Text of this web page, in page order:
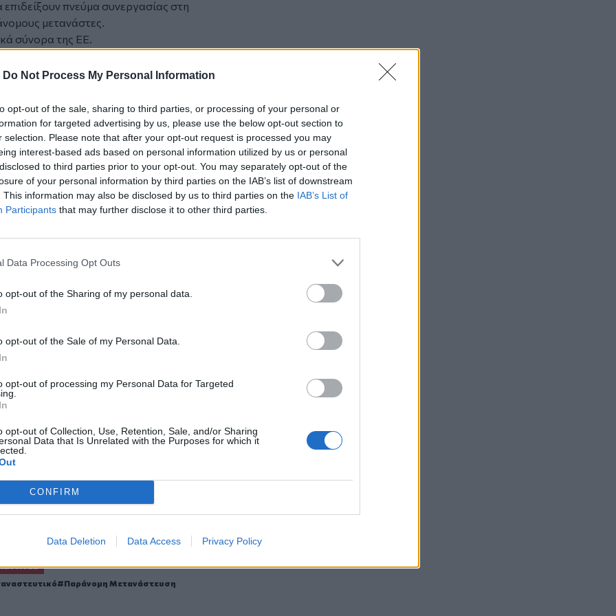
Do Not Process My Personal Information
opt-out of the sale, sharing to third parties, or processing of your personal or
for targeted advertising by us, please use the below opt-out section to
selection. Please note that after your opt-out request is processed you may
interest-based ads based on personal information utilized by us or personal
to third parties prior to your opt-out. You may separately opt-out of the
of your personal information by third parties on the IAB’s list of downstream
This information may also be disclosed by us to third parties on the IAB’s List of
Participants that may further disclose it to other third parties.
Data Processing Opt Outs
opt-out of the Sharing of my personal data.
opt-out of the Sale of my Personal Data.
opt-out of processing my Personal Data for Targeted
opt-out of Collection, Use, Retention, Sale, and/or Sharing
Data that Is Unrelated with the Purposes for which it
CONFIRM
Data Deletion Data Access Privacy Policy
πνεύμα συνεργασίας στη
μετανάστες.
σύνορα της ΕΕ.
θεώρησης των διαβατηρίων,
την Ελλάδα, την Ιταλία και την
της ΕΕ._
Εγκληματολογία στην Ελλάδα και
Αχαΐας, γενικός γραμματέας
της Ελλάδας στη Μόνιμη Επιτροπή
Εσωτερική Ασφάλεια στην Ευρώπη
Αντιπροσωπία του ΟΗΕ για την
Δικαιοσύνη και στο Δίκτυο
των παράνομων μεταναστών
Τσι
μεταναστευτικής κρίσης
Google Newsκαι στοFacebook
μας στο
TAGS
Παράνομη Μετανάστευση
Διαγωνισμό
Μακελειό σε σχολείο στην Ταϊλάνδη: